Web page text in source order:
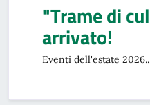
"Trame di
arrivato!
Eventi dell'estate